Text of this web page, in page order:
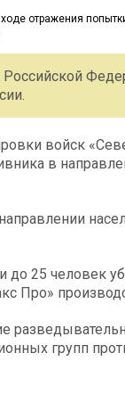
войск
в
до 25
Про»
групп